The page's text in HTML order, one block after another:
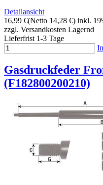
Detailansicht
16,99 €(Netto 14,28 €) inkl.
zzgl. Versandkosten Lagernd
Lieferfrist 1-3 Tage
Gasdruckfeder
(F182800200210)